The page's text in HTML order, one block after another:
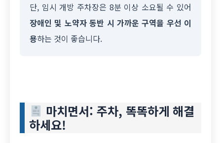
단, 임시 개방 주차장은 8분 이상 소요될 수 있어
장애인 및 노약자 동반 시 가까운 구역을 우선 이
용하는 것이 좋습니다.
마치면서: 주차, 똑똑하게 해결
하세요!